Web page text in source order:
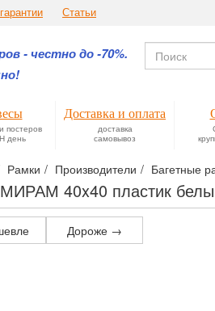
Статьи
- честно до -70%.
постеров
день
Доставка и оплата
доставка
самовывоз
Рамки Производители Багетные
40x40 пластик
Дороже →